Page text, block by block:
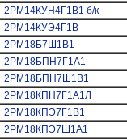
2РМ14КУН4Г1В1 б/к
2РМ14КУЭ4Г1В
2РМ18Б7Ш1В1
2РМ18БПН7Г1А1
2РМ18БПН7Ш1В1
2РМ18КПН7Г1А1Л
2РМ18КПЭ7Г1В1
2РМ18КПЭ7Ш1А1